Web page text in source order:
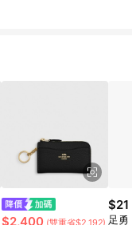
$2,400 (雙重省$2,192)
$21
足